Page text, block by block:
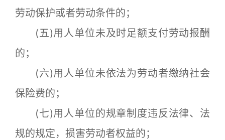
劳动保护或者劳动条件的；
(五)用人单位未及时足额支付劳动报酬
的；
(六)用人单位未依法为劳动者缴纳社会
保险费的；
(七)用人单位的规章制度违反法律、法
规的规定，损害劳动者权益的；